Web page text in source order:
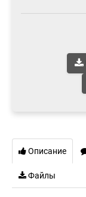
Описание
Файлы